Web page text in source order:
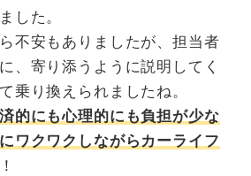
した。
不安もありましたが、担当者
、寄り添うように説明してく
乗り換えられましたね。
的にも心理的にも負担が少な
ワクワクしながらカーライフ